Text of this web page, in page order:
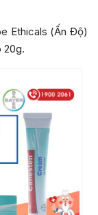
Ethicals (Ấn Độ)
20g.